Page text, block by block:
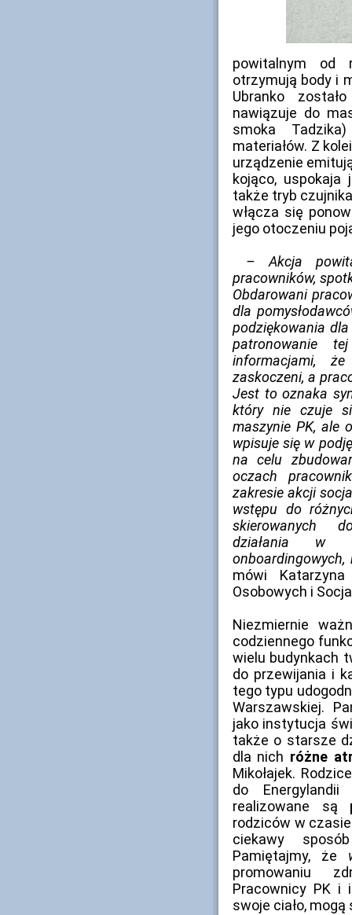
powitalnym od
otrzymują body i
Ubranko
nawiązuje do
smoka
materiałów. Z
urządzenie
kojąco, uspokaja
także tryb
włącza się
jego otoczeniu
– Akcja
pracowników,
Obdarowani
dla
podziękowania
patronowanie
informacjami,
zaskoczeni, a
Jest to oznaka
który nie czuje
maszynie PK, ale
wpisuje się w
na celu
oczach
zakresie akcji
wstępu do
skierowanych
działania w
mówi
Osobowych i
Niezmiernie
codziennego
wielu budynkach
do przewijania i
tego typu
Warszawskiej.
jako instytucja
także o starsze
dla nich różne
Mikołajek.
do
realizowane są
rodziców w
ciekawy
Pamiętajmy, że
promowaniu
Pracownicy PK i
swoje ciało,